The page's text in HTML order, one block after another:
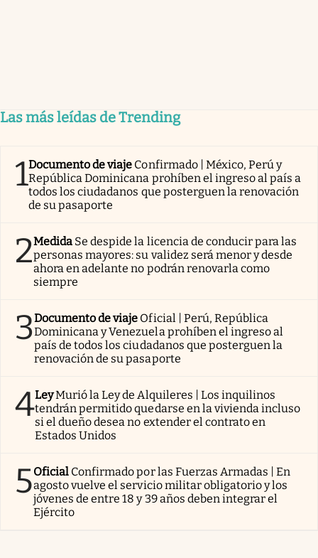
Las más leídas de Trending
1Documento de viaje Confirmado | México, Perú y
República Dominicana prohíben el ingreso al país a
todos los ciudadanos que posterguen la renovación
de su pasaporte
2Medida Se despide la licencia de conducir para las
personas mayores: su validez será menor y desde
ahora en adelante no podrán renovarla como
siempre
3Documento de viaje Oficial | Perú, República
Dominicana y Venezuela prohíben el ingreso al
país de todos los ciudadanos que posterguen la
renovación de su pasaporte
4LeyMurió la Ley de Alquileres | Los inquilinos
tendrán permitido quedarse en la vivienda incluso
si el dueño desea no extender el contrato en
Estados Unidos
5Oficial Confirmado por las Fuerzas Armadas | En
agosto vuelve el servicio militar obligatorio y los
jóvenes de entre 18 y 39 años deben integrar el
Ejército